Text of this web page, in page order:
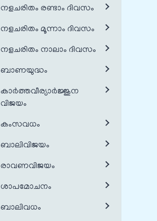
നളചരിതം രണ്ടാം ദിവസം
നളചരിതം മൂന്നാം ദിവസം
നളചരിതം നാലാം ദിവസം
ബാണയുദ്ധം
കാർത്തവീര്യാർജ്ജുന
വിജയം
കംസവധം
ബാലിവിജയം
രാവണവിജയം
ശാപമോചനം
ബാലിവധം